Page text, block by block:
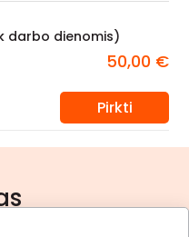
darbo dienomis)
50,00 €
Pirkti